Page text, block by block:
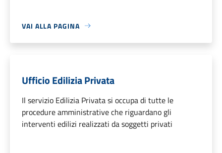
VAI ALLA PAGINA
Ufficio Edilizia Privata
Il servizio Edilizia Privata si occupa di tutte le
procedure amministrative che riguardano gli
interventi edilizi realizzati da soggetti privati